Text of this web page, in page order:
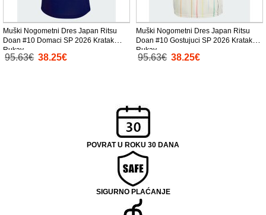
Muški Nogometni Dres Japan Ritsu
Doan #10 Domaci SP 2026 Kratak
Rukav
95.63€ 38.25€
Muški Nogometni Dres Japan Ritsu
Doan #10 Gostujuci SP 2026 Kratak
Rukav
95.63€ 38.25€
POVRAT U ROKU 30 DANA
SIGURNO PLAĆANJE